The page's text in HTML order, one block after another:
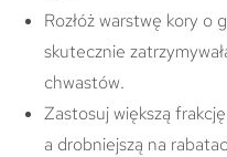
Rozłóż warstwę kory o
skutecznie
chwastów.
Zastosuj większą
a drobniejszą na